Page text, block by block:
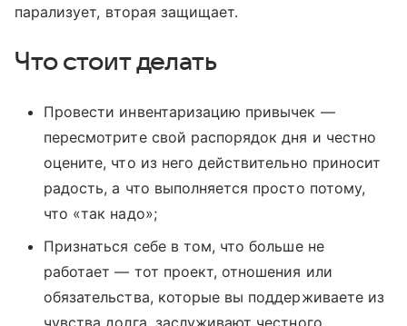
парализует, вторая защищает.
Что стоит делать
Провести инвентаризацию привычек —
пересмотрите свой распорядок дня и честно
оцените, что из него действительно приносит
радость, а что выполняется просто потому,
что «так надо»;
Признаться себе в том, что больше не
работает — тот проект, отношения или
обязательства, которые вы поддерживаете из